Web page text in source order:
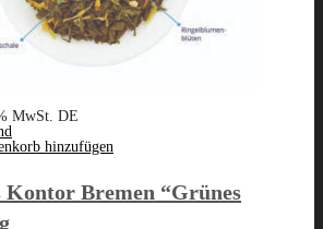
MwSt. DE
hinzufügen
Kontor Bremen “Grünes